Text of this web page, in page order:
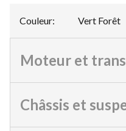
Couleur: Vert Forêt
Moteur et
Châssis et